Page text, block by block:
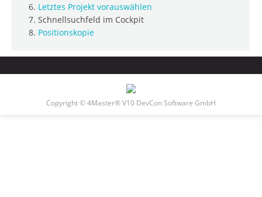
Letztes Projekt vorauswählen
Schnellsuchfeld im Cockpit
Positionskopie
Copyright © 4Master® V10 DevCon Software GmbH